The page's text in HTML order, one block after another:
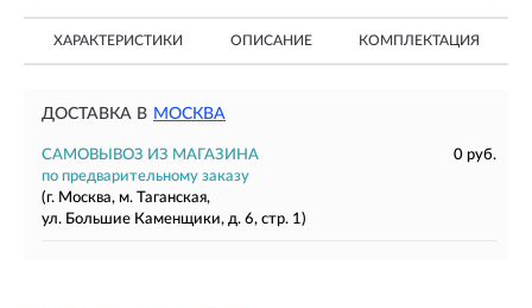
ХАРАКТЕРИСТИКИ ОПИСАНИЕ КОМПЛЕКТАЦИЯ
ДОСТАВКА В МОСКВА
САМОВЫВОЗ ИЗ МАГАЗИНА
0 руб.
по предварительному заказу
(г. Москва, м. Таганская,
ул. Большие Каменщики, д. 6, стр. 1)